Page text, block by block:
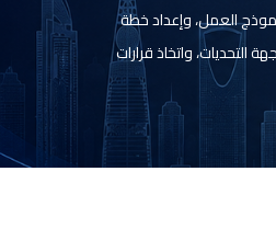
العمل، وإعداد خطة
واتخاذ قرارات